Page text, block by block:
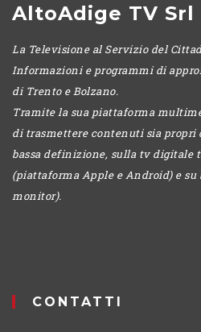
AltoAdige TV Srl
La Televisione al Servizio del
Informazioni e programmi di
di Trento e Bolzano.
Tramite la sua piattaforma
di trasmettere contenuti sia propri
bassa definizione, sulla tv digitale
(piattaforma Apple e Android) e
monitor).
CONTATTI